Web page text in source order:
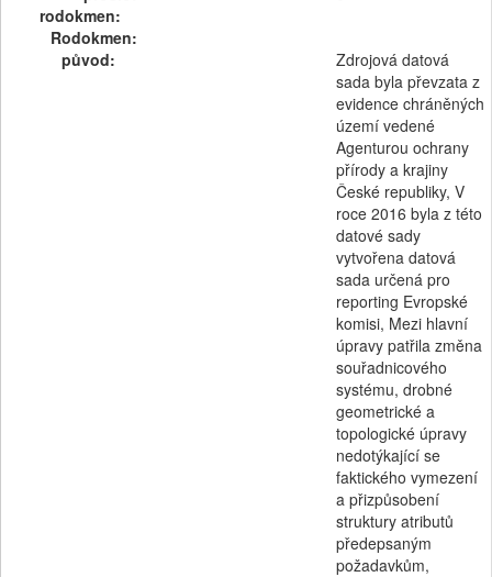
rodokmen:
Rodokmen:
původ:
Zdrojová datová
sada byla převzata z
evidence chráněných
území vedené
Agenturou ochrany
přírody a krajiny
České republiky, V
roce 2016 byla z této
datové sady
vytvořena datová
sada určená pro
reporting Evropské
komisi, Mezi hlavní
úpravy patřila změna
souřadnicového
systému, drobné
geometrické a
topologické úpravy
nedotýkající se
faktického vymezení
a přizpůsobení
struktury atributů
předepsaným
požadavkům,